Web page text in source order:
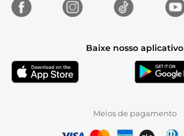
Baixe nosso aplicativo
Meios de pagamento